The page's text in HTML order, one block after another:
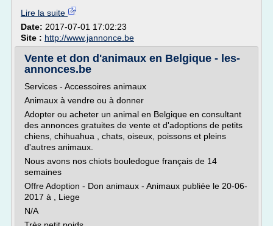
Lire la suite
Date: 2017-07-01 17:02:23
Site : http://www.jannonce.be
Vente et don d'animaux en Belgique - les-
annonces.be
Services - Accessoires animaux
Animaux à vendre ou à donner
Adopter ou acheter un animal en Belgique en consultant
des annonces gratuites de vente et d'adoptions de petits
chiens, chihuahua , chats, oiseux, poissons et pleins
d'autres animaux.
Nous avons nos chiots bouledogue français de 14
semaines
Offre Adoption - Don animaux - Animaux publiée le 20-06-
2017 à , Liege
N/A